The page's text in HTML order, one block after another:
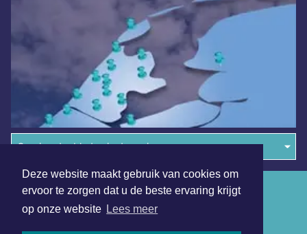
Deze website maakt gebruik van cookies om
ervoor te zorgen dat u de beste ervaring krijgt
op onze website Lees meer
Overige dagbladen in de regio
Algemene voorwaarden
Disclaimer